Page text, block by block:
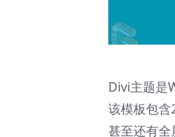
Divi主题是
该模板包含
甚至还有全